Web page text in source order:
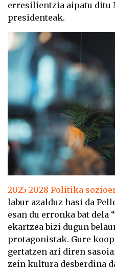
erresilientzia aipatu ditu
presidenteak.
2025-2028 Politika
labur azalduz hasi da
esan du erronka bat dela
ekartzea bizi dugun
protagonistak. Gure
gertatzen ari diren
zein kultura desberdina